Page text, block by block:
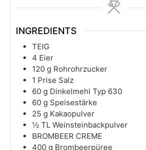
INGREDIENTS
TEIG
4 Eier
120 g Rohrohrzucker
1 Prise Salz
60 g Dinkelmehl Typ 630
60 g Speisestärke
25 g Kakaopulver
½ TL Weinsteinbackpulver
BROMBEER CREME
400 g Brombeerpüree